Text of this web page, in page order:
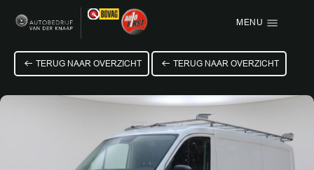
MENU
Menu items
HOME
OVER ONS
TERUG NAAR OVERZICHT TERUG NAAR OVERZICHT